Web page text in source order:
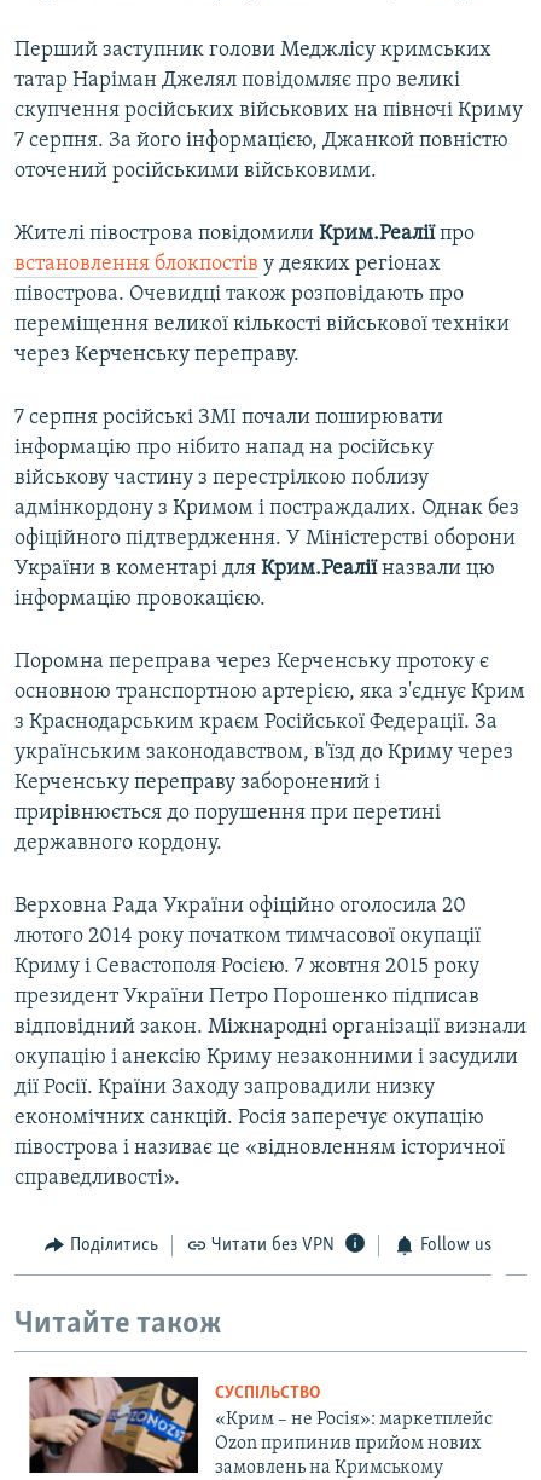
Перший заступник голови Меджлісу кримських
татар Наріман Джелял повідомляє про великі
скупчення російських військових на півночі Криму
7 серпня. За його інформацією, Джанкой повністю
оточений російськими військовими.
Жителі півострова повідомили Крим.Реаліїпро
встановлення блокпостів у деяких регіонах
півострова. Очевидці також розповідають про
переміщення великої кількості військової техніки
через Керченську переправу.
7 серпня російські ЗМІ почали поширювати
інформацію про нібито напад на російську
військову частину з перестрілкою поблизу
адмінкордону з Кримом і постраждалих. Однак без
офіційного підтвердження. У Міністерстві оборони
України в коментарі для Крим.Реаліїназвали цю
інформацію провокацією.
Поромна переправа через Керченську протоку є
основною транспортною артерією, яка з'єднує Крим
з Краснодарським краєм Російської Федерації. За
українським законодавством, в'їзд до Криму через
Керченську переправу заборонений і
прирівнюється до порушення при перетині
державного кордону.
Верховна Рада України офіційно оголосила 20
лютого 2014 року початком тимчасової окупації
Криму і Севастополя Росією. 7 жовтня 2015 року
президент України Петро Порошенко підписав
відповідний закон. Міжнародні організації визнали
окупацію і анексію Криму незаконними і засудили
дії Росії. Країни Заходу запровадили низку
економічних санкцій. Росія заперечує окупацію
півострова і називає це «відновленням історичної
справедливості».
Поділитись Читати без VPN Follow us
Читайте також
СУСПІЛЬСТВО
«Крим – не Росія»: маркетплейс
Ozon припинив прийом нових
замовлень на Кримському